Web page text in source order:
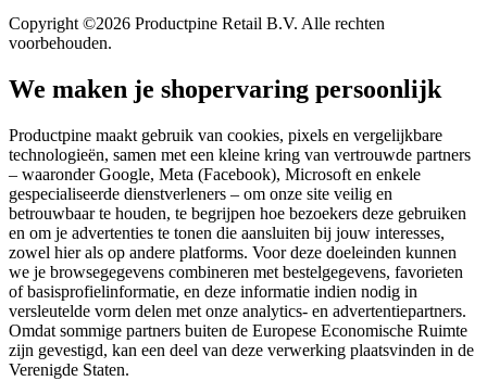
Copyright ©2026 Productpine Retail B.V. Alle rechten
voorbehouden.
We maken je shopervaring persoonlijk
Productpine maakt gebruik van cookies, pixels en vergelijkbare
technologieën, samen met een kleine kring van vertrouwde partners
– waaronder Google, Meta (Facebook), Microsoft en enkele
gespecialiseerde dienstverleners – om onze site veilig en
betrouwbaar te houden, te begrijpen hoe bezoekers deze gebruiken
en om je advertenties te tonen die aansluiten bij jouw interesses,
zowel hier als op andere platforms. Voor deze doeleinden kunnen
we je browsegegevens combineren met bestelgegevens, favorieten
of basisprofielinformatie, en deze informatie indien nodig in
versleutelde vorm delen met onze analytics- en advertentiepartners.
Omdat sommige partners buiten de Europese Economische Ruimte
zijn gevestigd, kan een deel van deze verwerking plaatsvinden in de
Verenigde Staten.